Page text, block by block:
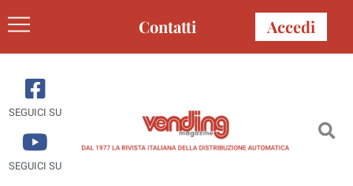
Contatti Accedi
SEGUICI SU
SEGUICI SU